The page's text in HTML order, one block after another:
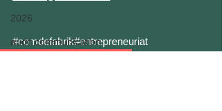
2026
audit communication
#comdefabrik#entrepreneuriat
COMMUNICATIONSITE WEB